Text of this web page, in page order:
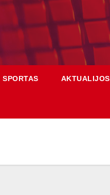
SPORTAS AKTUALIJOS